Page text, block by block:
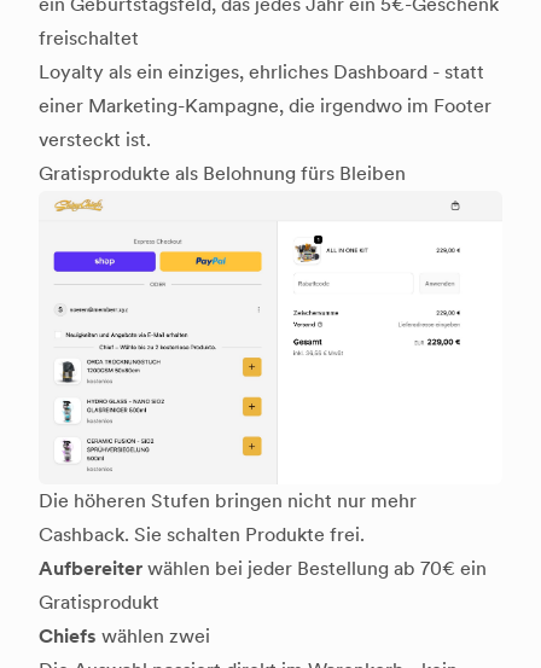
freischaltet
Loyalty als ein einziges, ehrliches Dashboard - statt
einer Marketing-Kampagne, die irgendwo im Footer
versteckt ist.
Gratisprodukte als Belohnung fürs Bleiben
Die höheren Stufen bringen nicht nur mehr
Cashback. Sie schalten Produkte frei.
Aufbereiter wählen bei jeder Bestellung ab 70€ ein
Gratisprodukt
Chiefs wählen zwei